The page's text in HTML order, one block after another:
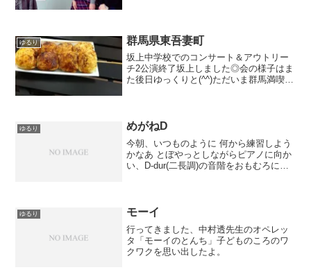
ーーわたし、ペンギン...
ゆるり 群馬県東吾妻町
坂上中学校でのコンサート＆アウトリー
チ2公演終了坂上しました◎会の様子はま
た後日ゆっくりと(^^)ただいま群馬満喫中
☆iPhoneからの...
ゆるり めがねD
今朝、いつものように 何から練習しよう
かなあ とぼやっとしながらピアノに向か
い、D-dur(二長調)の音階をおもむろに弾
ライしたら...
ゆるり モーイ
行ってきました、中村透先生のオペレッ
タ「モーイのとんち」子どものころのワ
クワクを思い出したよ。